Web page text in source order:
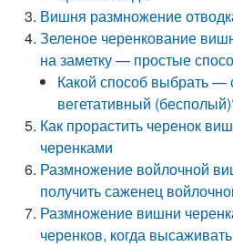
Вишня размножение
Зеленое черенкование
на заметку — простые
Какой способ выбрать —
вегетативный
Как прорастить черенок
черенками
Размножение войлочной
получить саженец
Размножение вишни
черенков, когда